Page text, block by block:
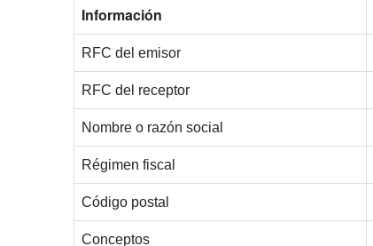
Información
RFC del emisor
RFC del receptor
Nombre o razón social
Régimen fiscal
Código postal
Conceptos